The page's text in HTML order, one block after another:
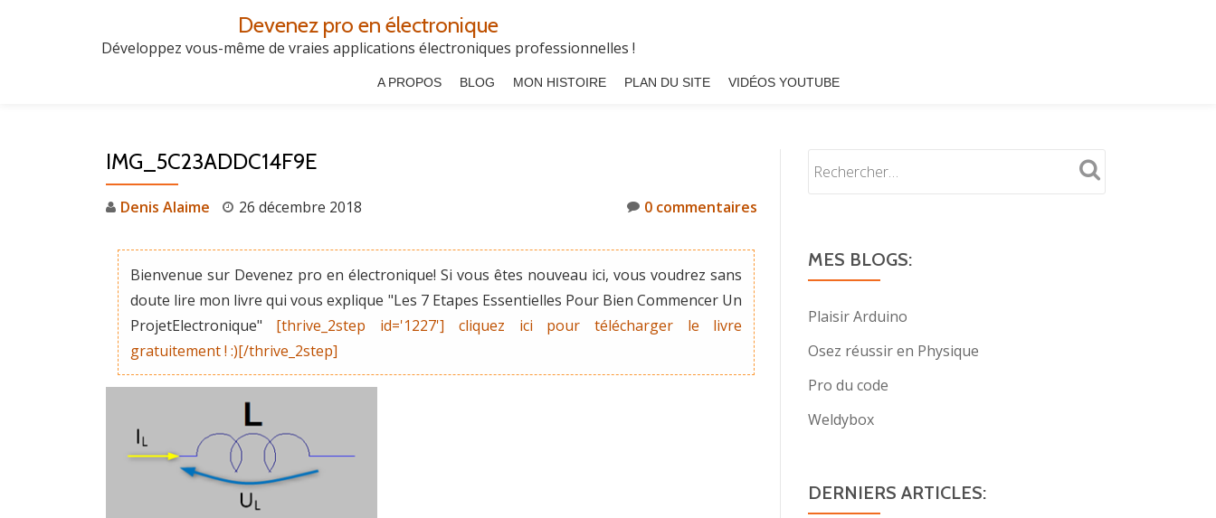
Devenez pro en électronique
Développez vous-même de vraies applications électroniques professionnelles !
A PROPOS BLOG MON HISTOIRE PLAN DU SITE VIDÉOS YOUTUBE
IMG_5C23ADDC14F9E
Denis Alaime 26 décembre 2018 0 commentaires
Bienvenue sur Devenez pro en électronique! Si vous êtes nouveau ici, vous voudrez sans
doute lire mon livre qui vous explique "Les 7 Etapes Essentielles Pour Bien Commencer Un
ProjetElectronique" [thrive_2step id='1227'] cliquez ici pour télécharger le livre
gratuitement ! :)[/thrive_2step]
MES BLOGS:
Plaisir Arduino
Osez réussir en Physique
Pro du code
Weldybox
DERNIERS ARTICLES: